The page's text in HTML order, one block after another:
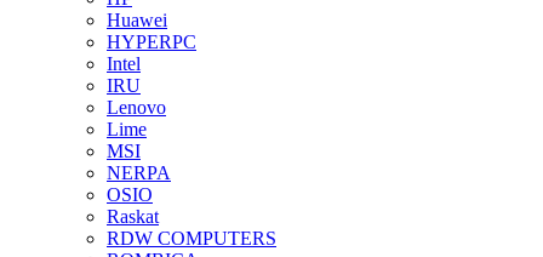
Huawei
HYPERPC
Intel
IRU
Lenovo
Lime
MSI
NERPA
OSIO
Raskat
RDW COMPUTERS